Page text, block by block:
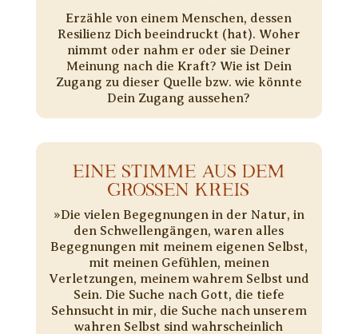
Erzähle von einem Menschen, dessen
Resilienz Dich beeindruckt (hat). Woher
nimmt oder nahm er oder sie Deiner
Meinung nach die Kraft? Wie ist Dein
Zugang zu dieser Quelle bzw. wie könnte
Dein Zugang aussehen?
EINE STIMME AUS DEM
GROSSEN KREIS
»Die vielen Begegnungen in der Natur, in
den Schwellengängen, waren alles
Begegnungen mit meinem eigenen Selbst,
mit meinen Gefühlen, meinen
Verletzungen, meinem wahrem Selbst und
Sein. Die Suche nach Gott, die tiefe
Sehnsucht in mir, die Suche nach unserem
wahren Selbst sind wahrscheinlich